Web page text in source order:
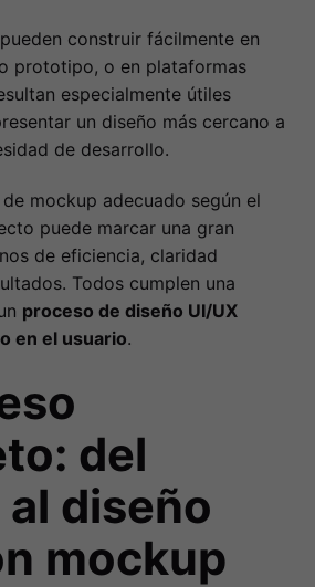
construir fácilmente en
prototipo, o en plataformas
especialmente útiles
un diseño más cercano a
de desarrollo.
mockup adecuado según el
puede marcar una gran
de eficiencia, claridad
Todos cumplen una
proceso de diseño UI/UX
en el usuario.
del
diseño
mockup